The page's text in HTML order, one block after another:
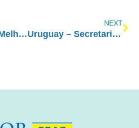
Programa Vida Melhor – RedeVida – 09/10/2017
NEXT
Uruguay – Secretaria de Derechos Humanos